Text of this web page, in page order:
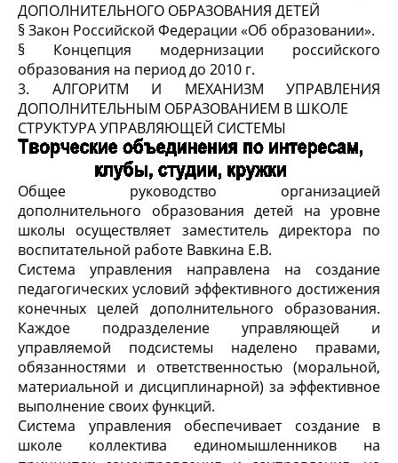
ДОПОЛНИТЕЛЬНОГО ОБРАЗОВАНИЯ ДЕТЕЙ
§ Закон Российской Федерации «Об образовании».
§ Концепция модернизации российского
образования на период до 2010 г.
3. АЛГОРИТМ И МЕХАНИЗМ УПРАВЛЕНИЯ
ДОПОЛНИТЕЛЬНЫМ ОБРАЗОВАНИЕМ В ШКОЛЕ
СТРУКТУРА УПРАВЛЯЮЩЕЙ СИСТЕМЫ
Общее руководство организацией
дополнительного образования детей на уровне
школы осуществляет заместитель директора по
воспитательной работе Вавкина Е.В.
Система управления направлена на создание
педагогических условий эффективного достижения
конечных целей дополнительного образования.
Каждое подразделение управляющей и
управляемой подсистемы наделено правами,
обязанностями и ответственностью (моральной,
материальной и дисциплинарной) за эффективное
выполнение своих функций.
Система управления обеспечивает создание в
школе коллектива единомышленников на